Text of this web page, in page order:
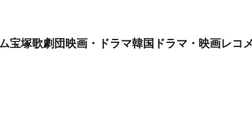
宝塚歌劇団映画・ドラマ韓国ドラマ・映画レコ